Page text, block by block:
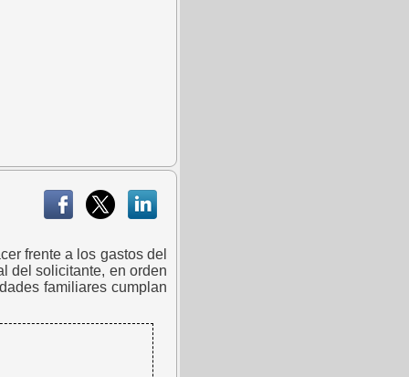
frente a los gastos del
del solicitante, en orden
familiares cumplan